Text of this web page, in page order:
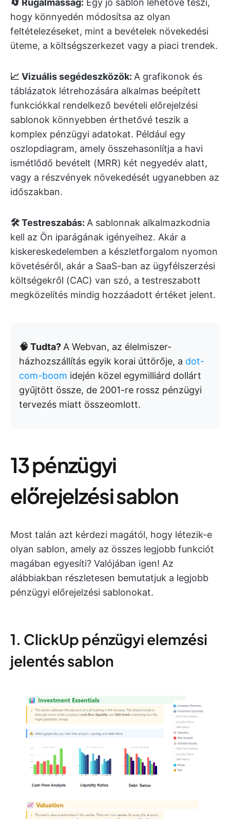
🔄 Rugalmasság: Egy jó sablon lehetővé teszi,
hogy könnyedén módosítsa az olyan
feltételezéseket, mint a bevételek növekedési
üteme, a költségszerkezet vagy a piaci trendek.
📈 Vizuális segédeszközök: A grafikonok és
táblázatok létrehozására alkalmas beépített
funkciókkal rendelkező bevételi előrejelzési
sablonok könnyebben érthetővé teszik a
komplex pénzügyi adatokat. Például egy
oszlopdiagram, amely összehasonlítja a havi
ismétlődő bevételt (MRR) két negyedév alatt,
vagy a részvények növekedését ugyanebben az
időszakban.
🛠️ Testreszabás: A sablonnak alkalmazkodnia
kell az Ön iparágának igényeihez. Akár a
kiskereskedelemben a készletforgalom nyomon
követéséről, akár a SaaS-ban az ügyfélszerzési
költségekről (CAC) van szó, a testreszabott
megközelítés mindig hozzáadott értéket jelent.
🧠 Tudta? A Webvan, az élelmiszer-
házhozszállítás egyik korai úttörője, a dot-
com-boom idején közel egymilliárd dollárt
gyűjtött össze, de 2001-re rossz pénzügyi
tervezés miatt összeomlott.
13 pénzügyi
előrejelzési sablon
Most talán azt kérdezi magától, hogy létezik-e
olyan sablon, amely az összes legjobb funkciót
magában egyesíti? Valójában igen! Az
alábbiakban részletesen bemutatjuk a legjobb
pénzügyi előrejelzési sablonokat.
1. ClickUp pénzügyi elemzési
jelentés sablon